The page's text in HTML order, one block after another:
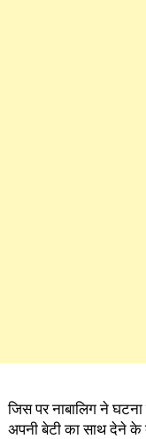
जिस पर नाबालिग ने
अपनी बेटी का साथ देने के